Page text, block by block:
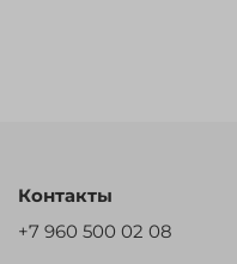
Контакты
+7 960 500 02 08